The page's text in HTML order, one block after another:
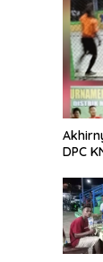
DPC